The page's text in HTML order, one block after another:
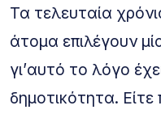
Τα τελευταία
άτομα επιλέγουν
γι’αυτό το λόγο
δημοτικότητα. Είτε